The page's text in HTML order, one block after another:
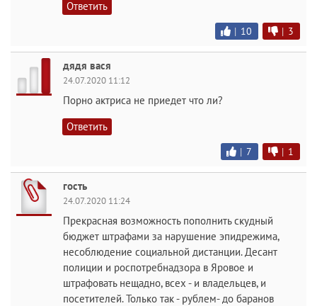
Ответить
| 10 | 3
дядя вася
24.07.2020 11:12
Порно актриса не приедет что ли?
Ответить
| 7 | 1
гость
24.07.2020 11:24
Прекрасная возможность пополнить скудный
бюджет штрафами за нарушение эпидрежима,
несоблюдение социальной дистанции. Десант
полиции и роспотребнадзора в Яровое и
штрафовать нещадно, всех - и владельцев, и
посетителей. Только так - рублем- до баранов